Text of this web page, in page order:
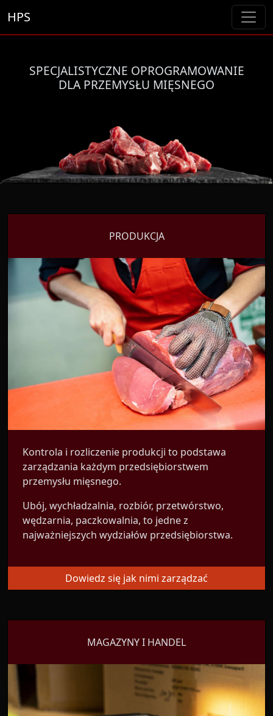
HPS
SPECJALISTYCZNE OPROGRAMOWANIE
DLA PRZEMYSŁU MIĘSNEGO
PRODUKCJA
Kontrola i rozliczenie produkcji to podstawa
zarządzania każdym przedsiębiorstwem
przemysłu mięsnego.
Ubój, wychładzalnia, rozbiór, przetwórstwo,
wędzarnia, paczkowalnia, to jedne z
najważniejszych wydziałów przedsiębiorstwa.
Dowiedz się jak nimi zarządzać
MAGAZYNY I HANDEL